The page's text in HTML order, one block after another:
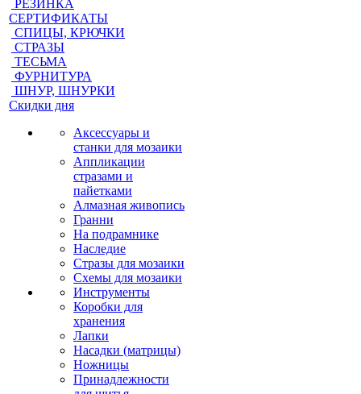
РЕЗИНКА
СЕРТИФИКАТЫ
СПИЦЫ, КРЮЧКИ
СТРАЗЫ
ТЕСЬМА
ФУРНИТУРА
ШНУР, ШНУРКИ
Скидки дня
Аксессуары и
станки для мозаики
Аппликации
стразами и
пайетками
Алмазная живопись
Гранни
На подрамнике
Наследие
Стразы для мозаики
Схемы для мозаики
Инструменты
Коробки для
хранения
Лапки
Насадки (матрицы)
Ножницы
Принадлежности